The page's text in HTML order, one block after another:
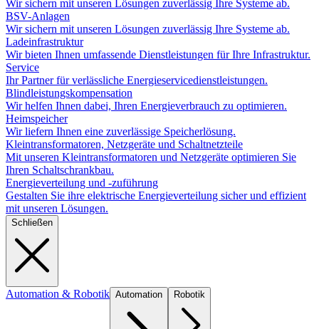
Wir sichern mit unseren Lösungen zuverlässig Ihre Systeme ab.
BSV-Anlagen
Wir sichern mit unseren Lösungen zuverlässig Ihre Systeme ab.
Ladeinfrastruktur
Wir bieten Ihnen umfassende Dienstleistungen für Ihre Infrastruktur.
Service
Ihr Partner für verlässliche Energieservicedienstleistungen.
Blindleistungskompensation
Wir helfen Ihnen dabei, Ihren Energieverbrauch zu optimieren.
Heimspeicher
Wir liefern Ihnen eine zuverlässige Speicherlösung.
Kleintransformatoren, Netzgeräte und Schaltnetzteile
Mit unseren Kleintransformatoren und Netzgeräte optimieren Sie
Ihren Schaltschrankbau.
Energieverteilung und -zuführung
Gestalten Sie ihre elektrische Energieverteilung sicher und effizient
mit unseren Lösungen.
Schließen
Automation & Robotik Automation Robotik